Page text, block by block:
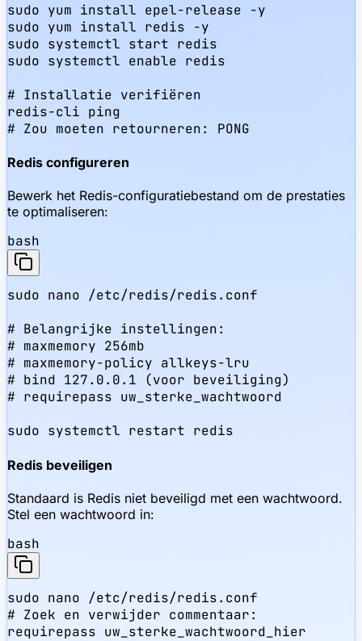
sudo yum install epel-release -y
sudo yum install redis -y
sudo systemctl start redis
sudo systemctl enable redis
# Installatie verifiëren
redis-cli ping
# Zou moeten retourneren: PONG
Redis configureren
Bewerk het Redis-configuratiebestand om de prestaties
te optimaliseren:
bash
sudo nano /etc/redis/redis.conf
# Belangrijke instellingen:
# maxmemory 256mb
# maxmemory-policy allkeys-lru
# bind 127.0.0.1 (voor beveiliging)
# requirepass uw_sterke_wachtwoord
sudo systemctl restart redis
Redis beveiligen
Standaard is Redis niet beveiligd met een wachtwoord.
Stel een wachtwoord in:
bash
sudo nano /etc/redis/redis.conf
# Zoek en verwijder commentaar:
requirepass uw_sterke_wachtwoord_hier